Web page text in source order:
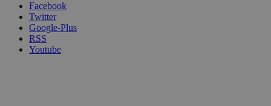
Facebook
Twitter
Google-Plus
RSS
Youtube